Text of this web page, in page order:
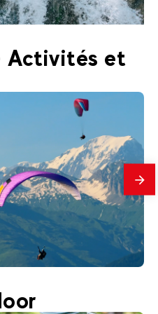
Activités et
En